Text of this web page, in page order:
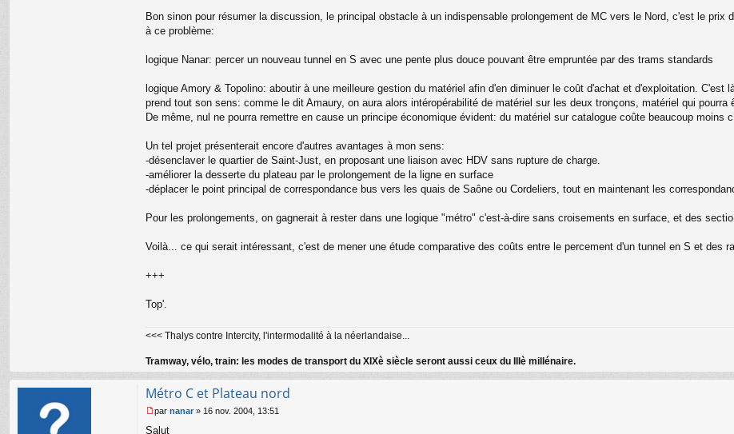
Bon sinon pour résumer la discussion, le principal obstacle à un indispensable prolongement de MC vers le Nord, c'est le
à ce problème:
logique Nanar: percer un nouveau tunnel en S avec une pente plus douce pouvant être empruntée par des trams standards
logique Amory & Topolino: aboutir à une meilleure gestion du matériel afin d'en diminuer le coût d'achat et d'exploitation.
prend tout son sens: comme le dit Amaury, on aura alors intéropérabilité de matériel sur les deux tronçons, matériel qui pourra
De même, nul ne pourra remettre en cause un principe économique évident: du matériel sur catalogue coûte beaucoup moins
Un tel projet présenterait encore d'autres avantages à mon sens:
-désenclaver le quartier de Saint-Just, en proposant une liaison avec HDV sans rupture de charge.
-améliorer la desserte du plateau par le prolongement de la ligne en surface
-déplacer le point principal de correspondance bus vers les quais de Saône ou Cordeliers, tout en maintenant les
Pour les prolongements, on gagnerait à rester dans une logique "métro" c'est-à-dire sans croisements en surface, et des
Voilà... ce qui serait intéressant, c'est de mener une étude comparative des coûts entre le percement d'un tunnel en S et des
+++
Top'.
<<< Thalys contre Intercity, l'intermodalité à la néerlandaise...
Tramway, vélo, train: les modes de transport du XIXè siècle seront aussi ceux du IIIè millénaire.
Métro C et Plateau nord
e
par nanar » 16 nov. 2004, 13:51
Salut